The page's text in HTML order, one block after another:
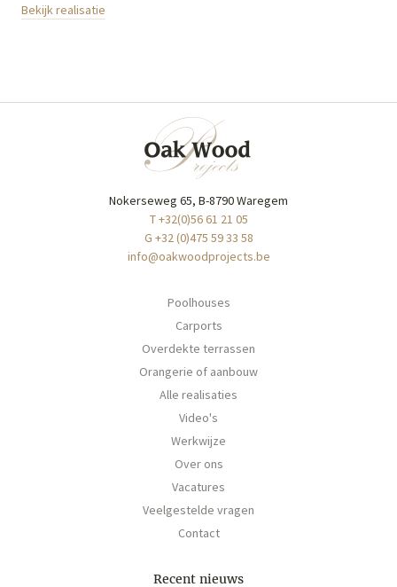
Bekijk realisatie
Nokerseweg 65, B-8790 Waregem
T +32(0)56 61 21 05
G +32 (0)475 59 33 58
info@oakwoodprojects.be
Poolhouses
Carports
Overdekte terrassen
Orangerie of aanbouw
Alle realisaties
Video's
Werkwijze
Over ons
Vacatures
Veelgestelde vragen
Contact
Recent nieuws